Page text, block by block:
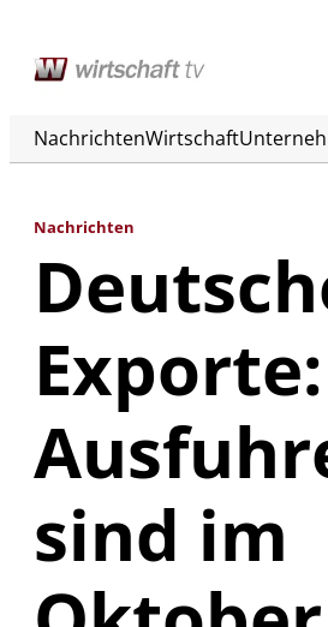
NachrichtenWirtschaft
Nachrichten
Exporte:
sind im